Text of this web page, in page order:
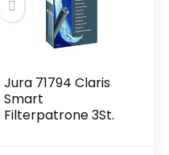
Jura 71794 Claris
Smart
Filterpatrone 3St.